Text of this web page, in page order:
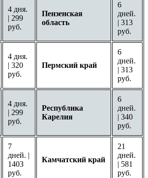
4 дня.
| 299
руб.
Пензенская
область
6
дней.
| 313
руб.
4 дня.
| 320
руб.
Пермский край
6
дней.
| 313
руб.
4 дня.
| 299
руб.
Республика
Карелия
6
дней.
| 340
руб.
7
дней. |
1403
руб.
Камчатский край
21
дней.
| 581
руб.